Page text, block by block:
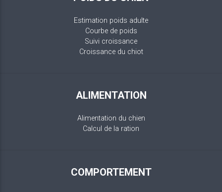
Estimation poids adulte
Courbe de poids
Suivi croissance
Croissance du chiot
ALIMENTATION
Alimentation du chien
Calcul de la ration
COMPORTEMENT